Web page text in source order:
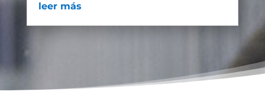
leer más